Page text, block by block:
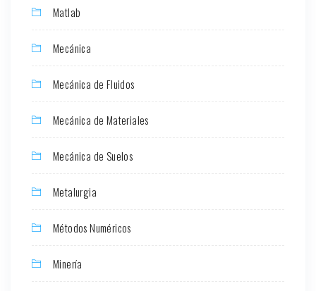
Matlab
Mecánica
Mecánica de Fluidos
Mecánica de Materiales
Mecánica de Suelos
Metalurgia
Métodos Numéricos
Minería